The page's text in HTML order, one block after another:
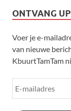
ONTVANG
Voer je e-
van nieuwe
KbuurtTamTam